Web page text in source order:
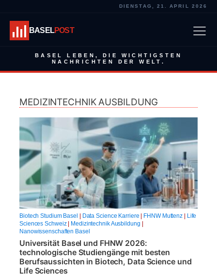
DIENSTAG, 21. APRIL 2026
BASELPOST
BASEL LEBEN, DIE WICHTIGSTEN
NACHRICHTEN DER WELT.
MEDIZINTECHNIK AUSBILDUNG
Biotech Studium Basel | Data Science Karriere | FHNW Muttenz | Life
Sciences Schweiz| Medizintechnik Ausbildung |
Nanowissenschaften Basel
Universität Basel und FHNW 2026:
technologische Studiengänge mit besten
Berufsaussichten in Biotech, Data Science und
Life Sciences